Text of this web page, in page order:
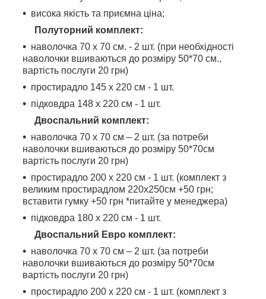
висока якість та приємна ціна;
Полуторний комплект:
наволочка 70 х 70 см. - 2 шт. (при необхідності
наволочки вшиваються до розміру 50*70 см.,
вартість послуги 20 грн)
простирадло 145 х 220 см - 1 шт.
підковдра 148 х 220 см - 1 шт.
Двоспальний комплект:
наволочка 70 х 70 см – 2 шт. (за потреби
наволочки вшиваються до розміру 50*70см
вартість послуги 20 грн)
простирадло 200 х 220 см - 1 шт. (комплект з
великим простирадлом 220х250см +50 грн;
вставити гумку +50 грн *питайте у менеджера)
підковдра 180 х 220 см - 1 шт.
Двоспальний Евро комплект:
наволочка 70 х 70 см – 2 шт. (за потреби
наволочки вшиваються до розміру 50*70см
вартість послуги 20 грн)
простирадло 200 х 220 см - 1 шт. (комплект з